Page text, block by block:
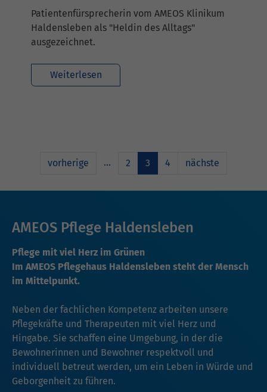
Patientenfürsprecherin vom AMEOS Klinikum
Haldensleben als "Heldin des Alltags"
ausgezeichnet.
Weiterlesen
vorherige … 2 3 4 nächste
AMEOS Pflege Haldensleben
Pflege mit viel Herz im Grünen
Im AMEOS Pflegehaus Haldensleben steht der Mensch
im Mittelpunkt.
Neben der fachlichen Kompetenz arbeiten unsere
Pflegekräfte und Therapeuten mit viel Herz und
Hingabe. Sie schaffen eine Umgebung, in der die
Bewohnerinnen und Bewohner respektvoll und
individuell betreut werden, um ein Leben in Würde und
Geborgenheit zu führen.